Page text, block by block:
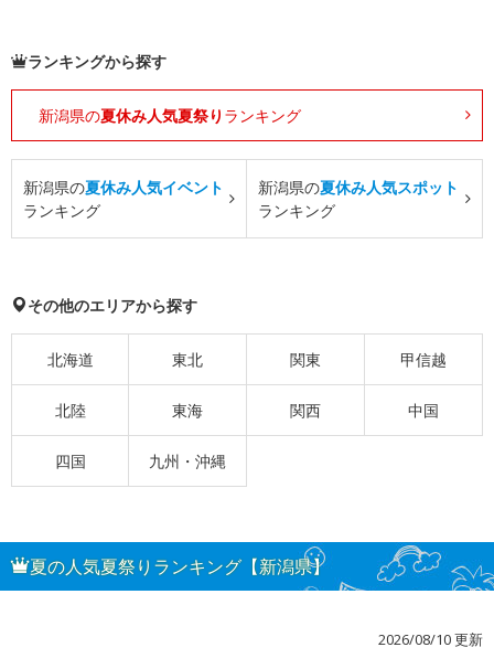
ランキングから探す
新潟県の夏休み人気夏祭り ランキング
新潟県の夏休み人気イベント
ランキング
新潟県の夏休み人気スポット
ランキング
その他のエリアから探す
北海道 東北 関東 甲信越
北陸 東海 関西 中国
四国 九州・沖縄
夏の人気夏祭りランキング【新潟県】
2026/08/10 更新